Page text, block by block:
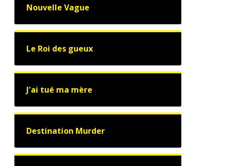
Nouvelle Vague
Le Roi des gueux
J'ai tué ma mère
Destination Murder